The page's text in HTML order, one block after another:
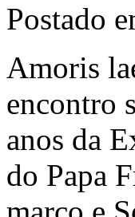
Postado
Amoris
encontro
anos da
do Papa